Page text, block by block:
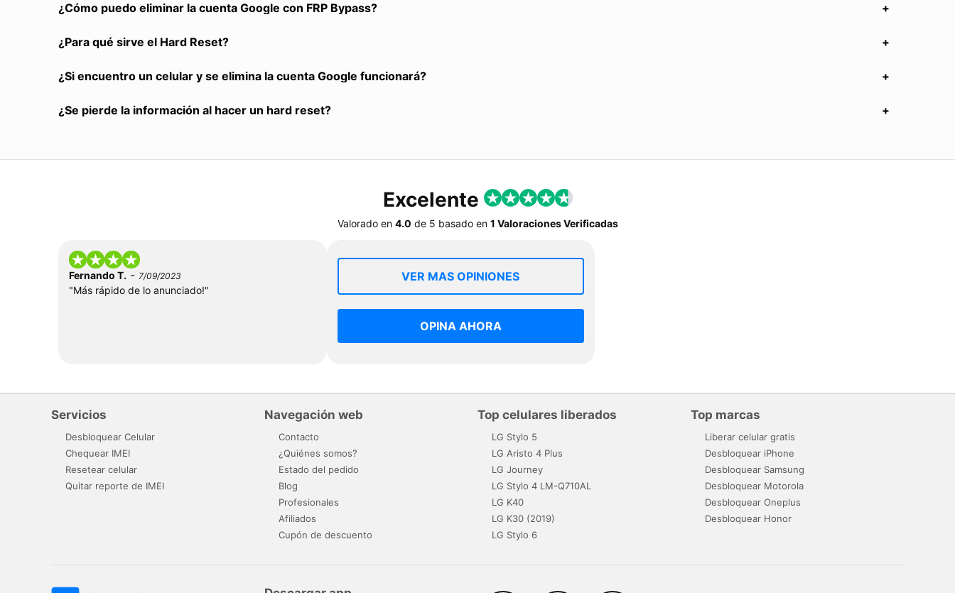
¿Cómo puedo eliminar la cuenta Google con FRP Bypass?
¿Para qué sirve el Hard Reset?
¿Si encuentro un celular y se elimina la cuenta Google funcionará?
¿Se pierde la información al hacer un hard reset?
Excelente
Valorado en 4.0 de 5 basado en 1 Valoraciones Verificadas
Fernando T. - 7/09/2023
"Más rápido de lo anunciado!"
VER MAS OPINIONES
OPINA AHORA
Servicios
Desbloquear Celular
Chequear IMEI
Resetear celular
Quitar reporte de IMEI
Navegación web
Contacto
¿Quiénes somos?
Estado del pedido
Blog
Profesionales
Afiliados
Cupón de descuento
Top celulares liberados
LG Stylo 5
LG Aristo 4 Plus
LG Journey
LG Stylo 4 LM-Q710AL
LG K40
LG K30 (2019)
LG Stylo 6
Top marcas
Liberar celular gratis
Desbloquear iPhone
Desbloquear Samsung
Desbloquear Motorola
Desbloquear Oneplus
Desbloquear Honor